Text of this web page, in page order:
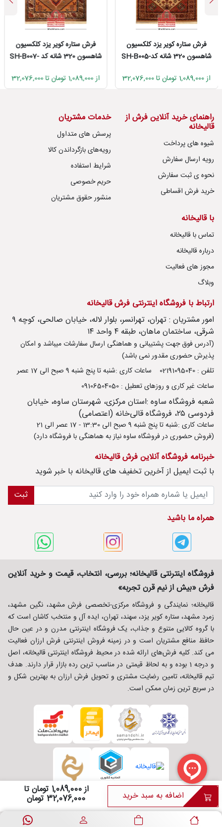
اضافه به سبد خرید از 1,089,000 تومان تا
32,076,000 تومان
فرش ستاره کویر یزد کلکسیون
شاهسون 320 شانه کدSH-B005-
از 1,089,000 تومان تا 32,076,000
فرش ستاره کویر یزد کلکسیون
شاهسون 320 شانه کد SH-B007-
از 1,089,000 تومان تا 32,076,000
راهنمای خرید آنلاین فرش از
قالیخانه
شیوه های پرداخت
رویه ارسال سفارش
نحوه ی ثبت سفارش
خرید فرش اقساطی
خدمات مشتریان
پرسش های متداول
رویه‌های بازگرداندن کالا
شرایط استفاده
حریم خصوصی
منشور حقوق مشتریان
با قالیخانه
تماس با قالیخانه
درباره قالیخانه
مجوز های فعالیت
وبلاگ
ارتباط با فروشگاه اینترنتی فرش قالیخانه
امور مشتریان : تهران، تهرانسر، بلوار لاله، خیابان صالحی، کوچه ۹
شرقی، ساختمان ماهان، طبقه ۴ واحد ۱۴
(آدرس فوق جهت پشتیبانی و هماهنگی ارسال سفارشات میباشد و امکان
پذیرش حضوری مقدور نمی باشد)
تلفن : 02191095040
ساعات کاری :شنبه تا پنج شنبه 9 صبح الی 17 عصر
ساعات غیر کاری و روزهای تعطیل : 09106504050
شعبه فروشگاه ساوه :استان مرکزی، شهرستان ساوه، خیابان
فردوسی ۲۵، فروشگاه قالی‌خانه (اعتصامی)
ساعات کاری :شنبه تا پنج شنبه 9 صبح الی 13:30 - 17 عصر الی 21
(فروش حضوری در فروشگاه ساوه نیاز به هماهنگی با فروشگاه دارد)
خبرنامه فروشگاه آنلاین فرش قالیخانه
با ثبت ايميل از آخرین تخفیف های قالیخانه با خبر شوید
ثبت
همراه ما باشید
فروشگاه اینترنتی قالیخانه؛ بررسی، انتخاب، قیمت و خرید آنلاین
فرش «بیش از نیم قرن تجربه»
قالیخانه؛ نمایندگی و فروشگاه مرکزی-تخصصی فرش مشهد، نگین مشهد،
زمرد مشهد، ستاره کویر یزد، سهند، تهران، ایده آل و منتخب کاشان است که
با گروه کالایی متنوع و جذاب، یک فروشگاه اینترنتی مدرن و در عین حال
حافظ منافع مشتریان است و در زمینه فروش اینترنتی فرش ارزان فعالیت
می کند. کلیه فرش‌های ارائه شده در محیط فروشگاه اینترنتی قالیخانه، اصل
و درجه 1 بوده و به لحاظ قیمتی در مناسب ترین رده بازار قرار دارند. هدف
تیم قالیخانه، تامین رضایت مشتری و تحویل فرش ارزان به بهترین شکل و
در سریع ترین زمان ممکن است.
طراحی و توسعه : شرکت ره وب